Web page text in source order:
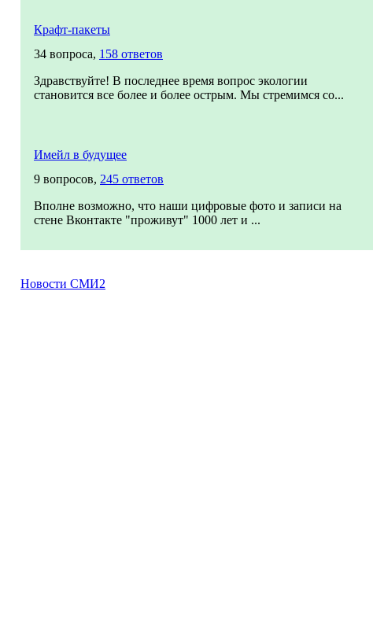
Крафт-пакеты
34 вопроса, 158 ответов
Здравствуйте! В последнее время вопрос экологии
становится все более и более острым. Мы стремимся со...
Имейл в будущее
9 вопросов, 245 ответов
Вполне возможно, что наши цифровые фото и записи на
стене Вконтакте "проживут" 1000 лет и ...
Новости СМИ2